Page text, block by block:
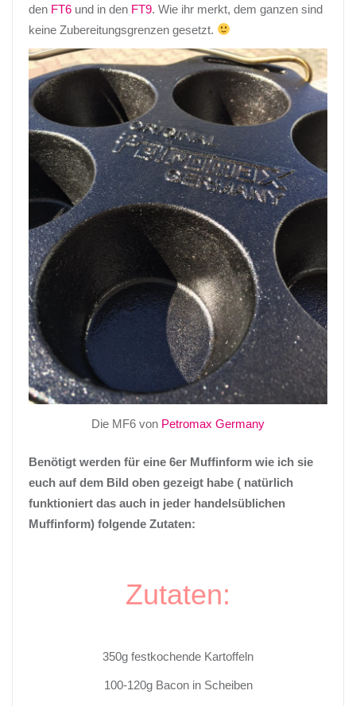
den FT6 und in den FT9. Wie ihr merkt, dem ganzen sind
keine Zubereitungsgrenzen gesetzt.
Die MF6 von Petromax Germany
Benötigt werden für eine 6er Muffinform wie ich sie
euch auf dem Bild oben gezeigt habe ( natürlich
funktioniert das auch in jeder handelsüblichen
Muffinform) folgende Zutaten:
Zutaten:
350g festkochende Kartoffeln
100-120g Baconin Scheiben